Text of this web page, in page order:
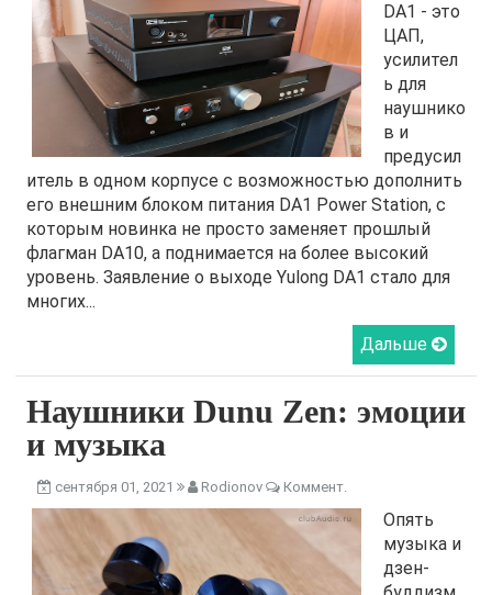
DA1 - это
ЦАП,
усилител
ь для
наушнико
в и
предусил
итель в одном корпусе с возможностью дополнить
его внешним блоком питания DA1 Power Station, с
которым новинка не просто заменяет прошлый
флагман DA10, а поднимается на более высокий
уровень. Заявление о выходе Yulong DA1 стало для
многих...
Дальше
Наушники Dunu Zen: эмоции
и музыка
сентября 01, 2021 Rodionov Коммент.
Опять
музыка и
дзен-